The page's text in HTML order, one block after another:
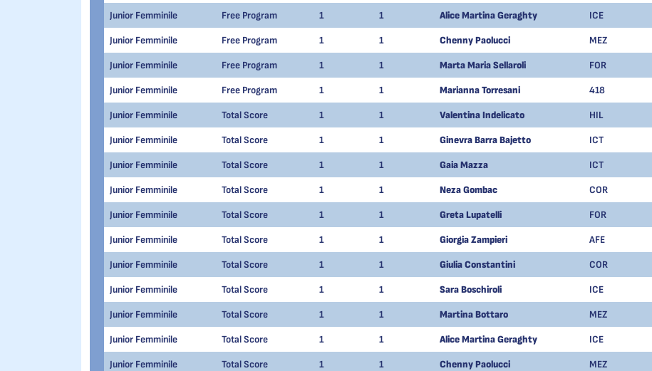
Junior Femminile Free Program 1 1 Alice Martina Geraghty ICE
Junior Femminile Free Program 1 1 Chenny Paolucci MEZ
Junior Femminile Free Program 1 1 Marta Maria Sellaroli FOR
Junior Femminile Free Program 1 1 Marianna Torresani 418
Junior Femminile Total Score 1 1 Valentina Indelicato HIL
Junior Femminile Total Score 1 1 Ginevra Barra Bajetto ICT
Junior Femminile Total Score 1 1 Gaia Mazza ICT
Junior Femminile Total Score 1 1 Neza Gombac COR
Junior Femminile Total Score 1 1 Greta Lupatelli FOR
Junior Femminile Total Score 1 1 Giorgia Zampieri AFE
Junior Femminile Total Score 1 1 Giulia Constantini COR
Junior Femminile Total Score 1 1 Sara Boschiroli ICE
Junior Femminile Total Score 1 1 Martina Bottaro MEZ
Junior Femminile Total Score 1 1 Alice Martina Geraghty ICE
Junior Femminile Total Score 1 1 Chenny Paolucci MEZ